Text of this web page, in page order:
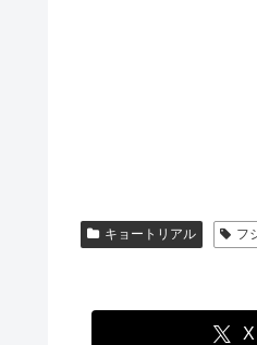
キョートリアル フ
X